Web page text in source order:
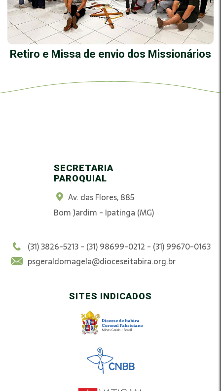
Retiro e Missa de envio dos Missionários
SECRETARIA
PAROQUIAL
Av. das Flores, 885
Bom Jardim - Ipatinga (MG)
(31) 3826-5213 - (31) 98699-0212 - (31) 99670-0163
psgeraldomagela@dioceseitabira.org.br
SITES INDICADOS